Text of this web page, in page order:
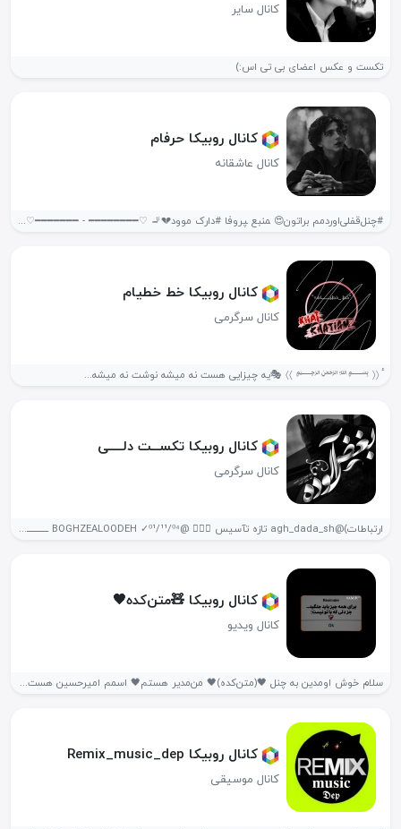
کانال سایر
تکست و عکس اعضای بی تی اس:)
کانال روبیکا حرفام
کانال عاشقانه
#چنل‌قفلی‌اوردمم براتون😍 ‍منبع ‍پروفا ‍#دارک موود💔🚬 ♡━━━━━━━━ - ━━━━━━━♡ https://rubika.ir/mood__pik ♡━━━━━━━━ -...
کانال روبیکا خط خطیام
کانال سرگرمی
‌ٔ 〈〈 ﷽ 〉〉 🎭یه چیزایی هست نه میشه نوشت نه میشه...
کانال روبیکا تکســـت دلـــــی
کانال سرگرمی
ارتباطات)@agh_dada_sh تازه تآسیس ✍🏽📖 @BOGHZEALOODEH ✓⁰¹/¹¹/⁰⁴ ـــــــــــــــــــــــــــــــــــــــــ ♥️🧿﷽🧿♥️ میگفت اندازه جونش دوسم...
کانال روبیکا 🧸متن‌کده🖤
کانال ویدیو
سلام خوش اومدین به‌ چنل 🖤(متن‌کده)🖤 من‌مدیر هستم🖤 اسمم امیرحسین هست ¹⁴سالمه(:🖤
کانال روبیکا Remix_music_dep
کانال موسیقی